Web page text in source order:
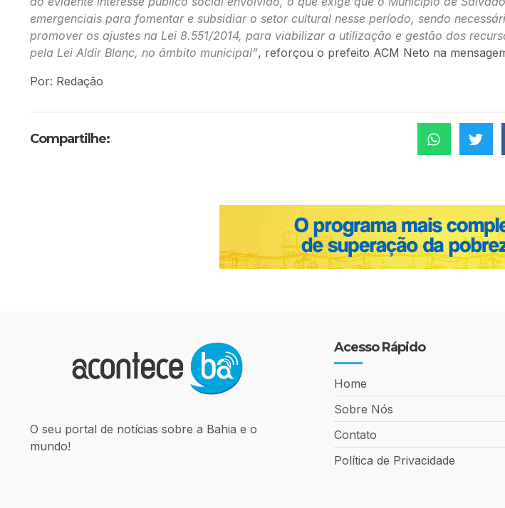
emergenciais para fomentar e subsidiar o setor cultural nesse período, sendo
promover os ajustes na Lei 8.551/2014, para viabilizar a utilização e gestão dos
pela Lei Aldir Blanc, no âmbito municipal”, reforçou o prefeito ACM Neto na
Por: Redação
Compartilhe:
O seu portal de notícias sobre a Bahia e o
mundo!
Acesso Rápido
Home
Sobre Nós
Contato
Política de Privacidade